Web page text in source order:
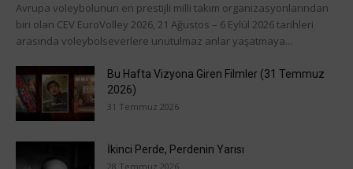
Avrupa voleybolunun en prestijli milli takım organizasyonlarından
biri olan CEV EuroVolley 2026, 21 Ağustos – 6 Eylül 2026 tarihleri
arasında voleybolseverlere unutulmaz anlar yaşatmaya...
Bu Hafta Vizyona Giren Filmler (31 Temmuz
2026)
31 Temmuz 2026
İkinci Perde, Perdenin Yarısı
28 Temmuz 2026